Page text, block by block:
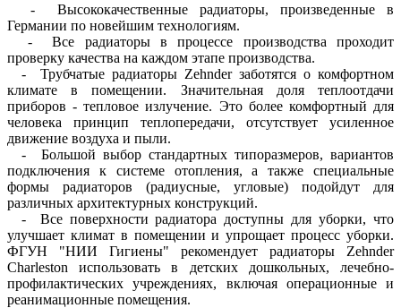
- Высококачественные радиаторы, произведенные в
Германии по новейшим технологиям.
- Все радиаторы в процессе производства проходит
проверку качества на каждом этапе производства.
- Трубчатые радиаторы Zehnder заботятся о комфортном
климате в помещении. Значительная доля теплоотдачи
приборов - тепловое излучение. Это более комфортный для
человека принцип теплопередачи, отсутствует усиленное
движение воздуха и пыли.
- Большой выбор стандартных типоразмеров, вариантов
подключения к системе отопления, а также специальные
формы радиаторов (радиусные, угловые) подойдут для
различных архитектурных конструкций.
- Все поверхности радиатора доступны для уборки, что
улучшает климат в помещении и упрощает процесс уборки.
ФГУН "НИИ Гигиены" рекомендует радиаторы Zehnder
Charleston использовать в детских дошкольных, лечебно-
профилактических учреждениях, включая операционные и
реанимационные помещения.